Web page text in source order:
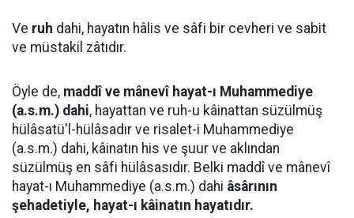
Ve ruh dahi, hayatın hâlis ve sâfi bir cevheri ve sabit
ve müstakil zâtıdır.
Öyle de, maddî ve mânevî hayat-ı Muhammediye
(a.s.m.) dahi, hayattan ve ruh-u kâinattan süzülmüş
hülâsatü'l-hülâsadır ve risalet-i Muhammediye
(a.s.m.) dahi, kâinatın his ve şuur ve aklından
süzülmüş en sâfi hülâsasıdır. Belki maddî ve mânevî
hayat-ı Muhammediye (a.s.m.) dahi âsârının
şehadetiyle, hayat-ı kâinatın hayatıdır.